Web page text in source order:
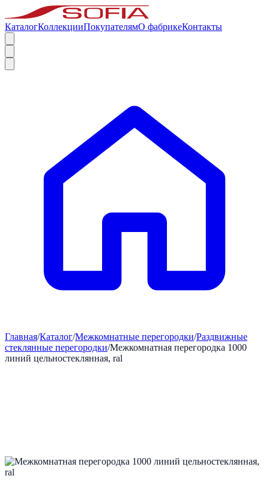
КаталогКоллекцииПокупателямО фабрикеКонтакты
Главная/Каталог/Межкомнатные перегородки/Раздвижные
стеклянные перегородки/Межкомнатная перегородка 1000
линий цельностеклянная, ral